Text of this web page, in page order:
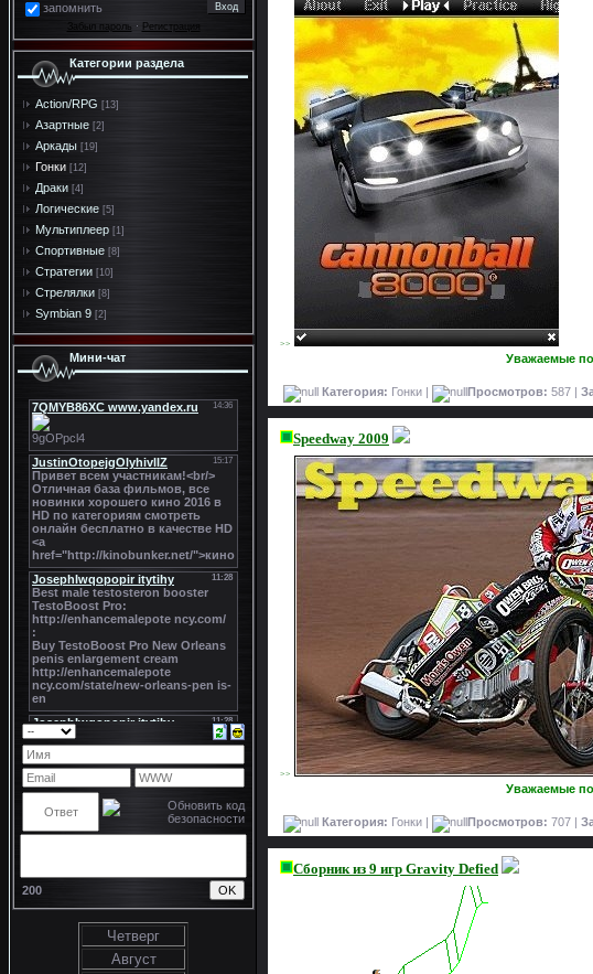
запомнить
Забыл пароль · Регистрация
Категории раздела
Action/RPG [13]
Азартные [2]
Аркады [19]
Гонки [12]
Драки [4]
Логические [5]
Мультиплеер [1]
Спортивные [8]
Стратегии [10]
Стрелялки [8]
Symbian 9 [2]
Мини-чат
200
Четверг
Август
>>
Уважаемые
Категория: Гонки | Просмотров: 587 |
Speedway 2009
>>
Уважаемые
Категория: Гонки | Просмотров: 707 |
Сборник из 9 игр Gravity Defied